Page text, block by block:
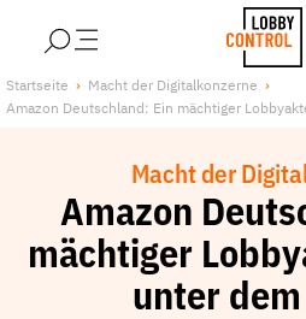
Über uns
Finanzierung
Publikationen und Material
Startseite
Macht der Digitalkonzerne
Amazon Deutschland: Ein mächtiger
Macht der
Amazon
mächtiger
unter